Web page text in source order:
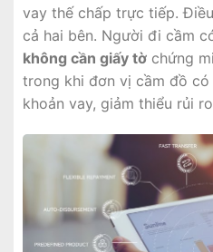
vay thế chấp trực tiếp.
cả hai bên. Người đi cầm
không cần giấy tờ chứng
trong khi đơn vị cầm đồ
khoản vay, giảm thiểu rủi